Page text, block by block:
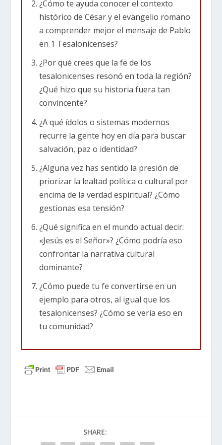
adoradores de Cabiro, Dioniso y otros. Ademas,
era un lugar de asambleas del pueblo judío – se
reunian en las sinagogas.
asambleas Imperiales donde los ciudadanos
expresaron su lealtad al César. En esto nos
vamos a centrar esta semana a medida que
cubrimos el resto del capítulo 1.
Empecemos con nuestra pregunta de enfoque
para hoy:¿Quién arreglará las cosas?
en día. El mundo se siente inestable: división
política, confusión moral, guerra, incertidumbre
económica, presión cultural de todos lados.
Todo el mundo parece estar buscando a alguien
que intervenga y lo solucione. Algunos ponen
sus esperanzas en un político. Otros confían en
políticas, protestas o plataformas. Otros más
buscan respuestas en celebridades o
superestrellas. Pero en el fondo, todos nos
preguntamos lo mismo. Afortunadamente,
llegaremos a la respuesta de Pablo a esta
histórico a 1 Tesalonicenses. Así tendrás el
de literatura inglesa.
Antecedentes históricos: Julio César y César
¿Cómo te ayuda conocer el contexto
histórico de César y el evangelio romano
a comprender mejor el mensaje de Pablo
en 1 Tesalonicenses?
¿Por qué crees que la fe de los
tesalonicenses resonó en toda la región?
¿Qué hizo que su historia fuera tan
convincente?
¿A qué ídolos o sistemas modernos
recurre la gente hoy en día para buscar
salvación, paz o identidad?
¿Alguna vez has sentido la presión de
priorizar la lealtad política o cultural por
encima de la verdad espiritual? ¿Cómo
gestionas esa tensión?
¿Qué significa en el mundo actual decir:
«Jesús es el Señor»? ¿Cómo podría eso
confrontar la narrativa cultural
dominante?
¿Cómo puede tu fe convertirse en un
ejemplo para otros, al igual que los
tesalonicenses? ¿Cómo se vería eso en
tu comunidad?
SHARE: